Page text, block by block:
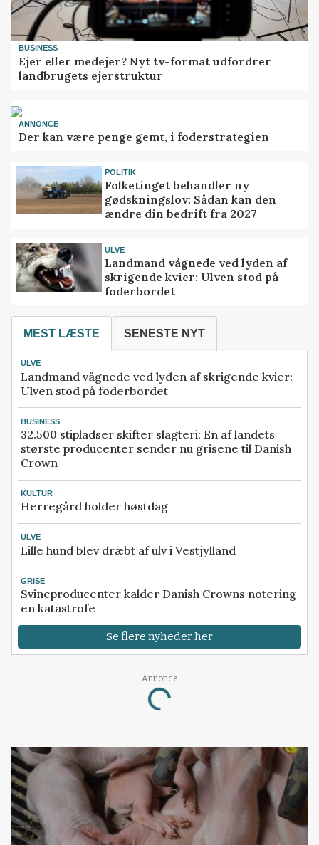
BUSINESS
Ejer eller medejer? Nyt tv-format udfordrer
landbrugets ejerstruktur
ANNONCE
Der kan være penge gemt, i foderstrategien
POLITIK
Folketinget behandler ny
gødskningslov: Sådan kan den
ændre din bedrift fra 2027
ULVE
Landmand vågnede ved lyden af
skrigende kvier: Ulven stod på
foderbordet
MEST LÆSTE SENESTE NYT
ULVE
Landmand vågnede ved lyden af skrigende kvier:
Ulven stod på foderbordet
BUSINESS
32.500 stipladser skifter slagteri: En af landets
største producenter sender nu grisene til Danish
Crown
KULTUR
Herregård holder høstdag
ULVE
Lille hund blev dræbt af ulv i Vestjylland
GRISE
Svineproducenter kalder Danish Crowns notering
en katastrofe
Se flere nyheder her
Annonce
Loading...